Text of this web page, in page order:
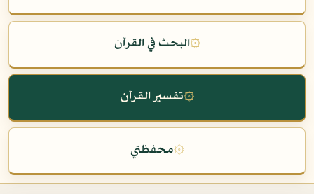
۞البحث في القرآن
۞تفسير القرآن
۞محفظتي